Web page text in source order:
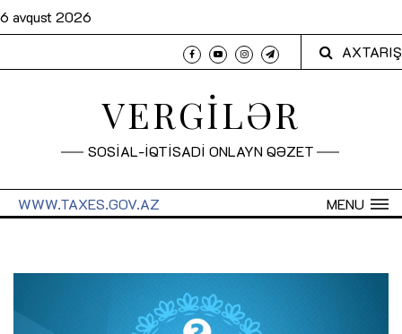
6 avqust 2026
AXTARIŞ
VERGİLƏR
SOSİAL-İQTİSADİ ONLAYN QƏZET
MENU
WWW.TAXES.GOV.AZ